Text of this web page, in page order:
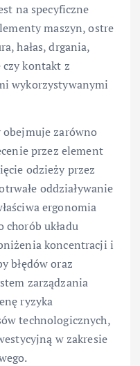
na specyficzne
maszyn, ostre
hałas, drgania,
kontakt z
wykorzystywanymi
obejmuje zarówno
przez element
odzieży przez
oddziaływanie
ergonomia
chorób układu
koncentracji i
błędów oraz
zarządzania
ryzyka
technologicznych,
w zakresie